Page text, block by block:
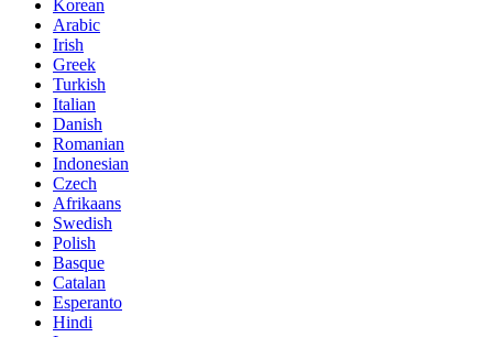
Korean
Arabic
Irish
Greek
Turkish
Italian
Danish
Romanian
Indonesian
Czech
Afrikaans
Swedish
Polish
Basque
Catalan
Esperanto
Hindi